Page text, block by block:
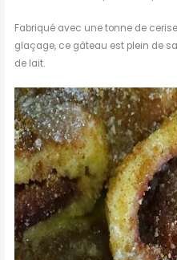
Fabriqué avec une tonne de
glaçage, ce gâteau est plein de
de lait.